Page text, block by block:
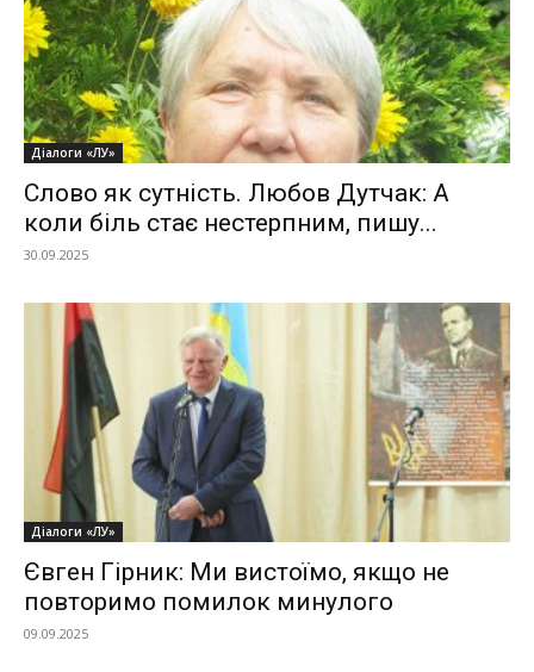
Діалоги «ЛУ»
Слово як сутність. Любов Дутчак: А
коли біль стає нестерпним, пишу...
30.09.2025
Діалоги «ЛУ»
Євген Гірник: Ми вистоїмо, якщо не
повторимо помилок минулого
09.09.2025